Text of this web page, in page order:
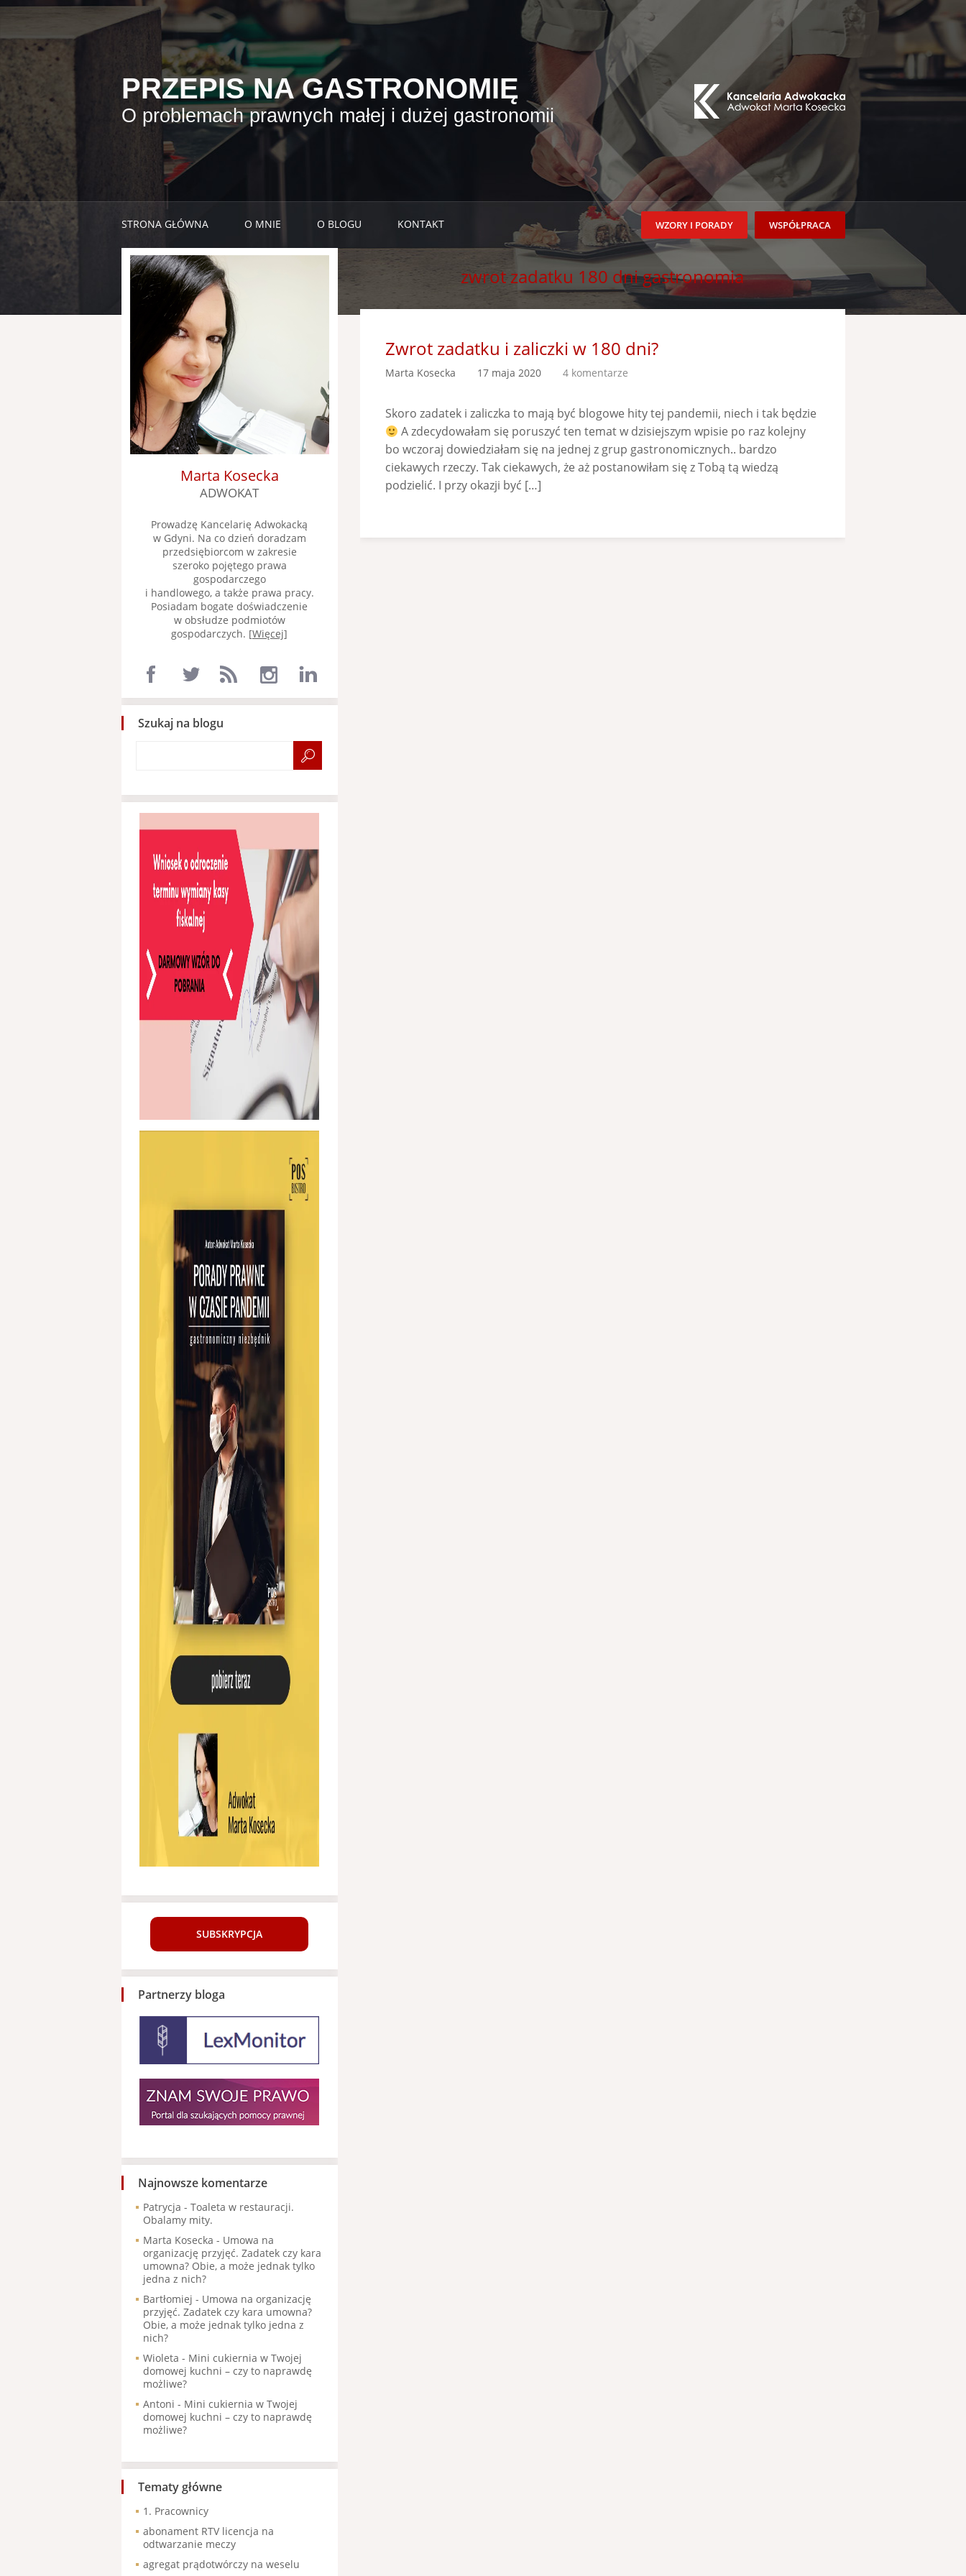
PRZEPIS NA GASTRONOMIĘ
O problemach prawnych małej i dużej gastronomii
STRONA GŁÓWNA O MNIE O BLOGU KONTAKT WSPÓŁPRACA
WZORY I PORADY
zwrot zadatku 180 dni gastronomia
Zwrot zadatku i zaliczki w 180 dni?
Marta Kosecka 17 maja 2020 4 komentarze
Skoro zadatek i zaliczka to mają być blogowe hity tej pandemii, niech i tak będzie
A zdecydowałam się poruszyć ten temat w dzisiejszym wpisie po raz kolejny
bo wczoraj dowiedziałam się na jednej z grup gastronomicznych.. bardzo
ciekawych rzeczy. Tak ciekawych, że aż postanowiłam się z Tobą tą wiedzą
podzielić. I przy okazji być […]
Marta Kosecka
ADWOKAT
Prowadzę Kancelarię Adwokacką
w Gdyni. Na co dzień doradzam
przedsiębiorcom w zakresie
szeroko pojętego prawa
gospodarczego
i handlowego, a także prawa pracy.
Posiadam bogate doświadczenie
w obsłudze podmiotów
gospodarczych. [Więcej]
Szukaj na blogu
SUBSKRYPCJA
Partnerzy bloga
Najnowsze komentarze
Patrycja - Toaleta w restauracji.
Obalamy mity.
Marta Kosecka - Umowa na
organizację przyjęć. Zadatek czy kara
umowna? Obie, a może jednak tylko
jedna z nich?
Bartłomiej - Umowa na organizację
przyjęć. Zadatek czy kara umowna?
Obie, a może jednak tylko jedna z
nich?
Wioleta - Mini cukiernia w Twojej
domowej kuchni – czy to naprawdę
możliwe?
Antoni - Mini cukiernia w Twojej
domowej kuchni – czy to naprawdę
możliwe?
Tematy główne
1. Pracownicy
abonament RTV licencja na
odtwarzanie meczy
agregat prądotwórczy na weselu